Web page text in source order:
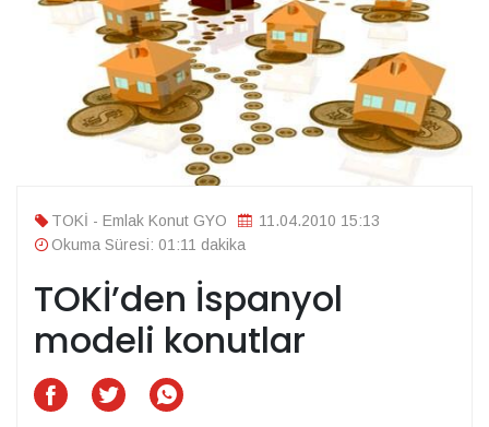
TOKİ - Emlak Konut GYO
11.04.2010 15:13
Okuma Süresi: 01:11 dakika
TOKİ’den İspanyol
modeli konutlar